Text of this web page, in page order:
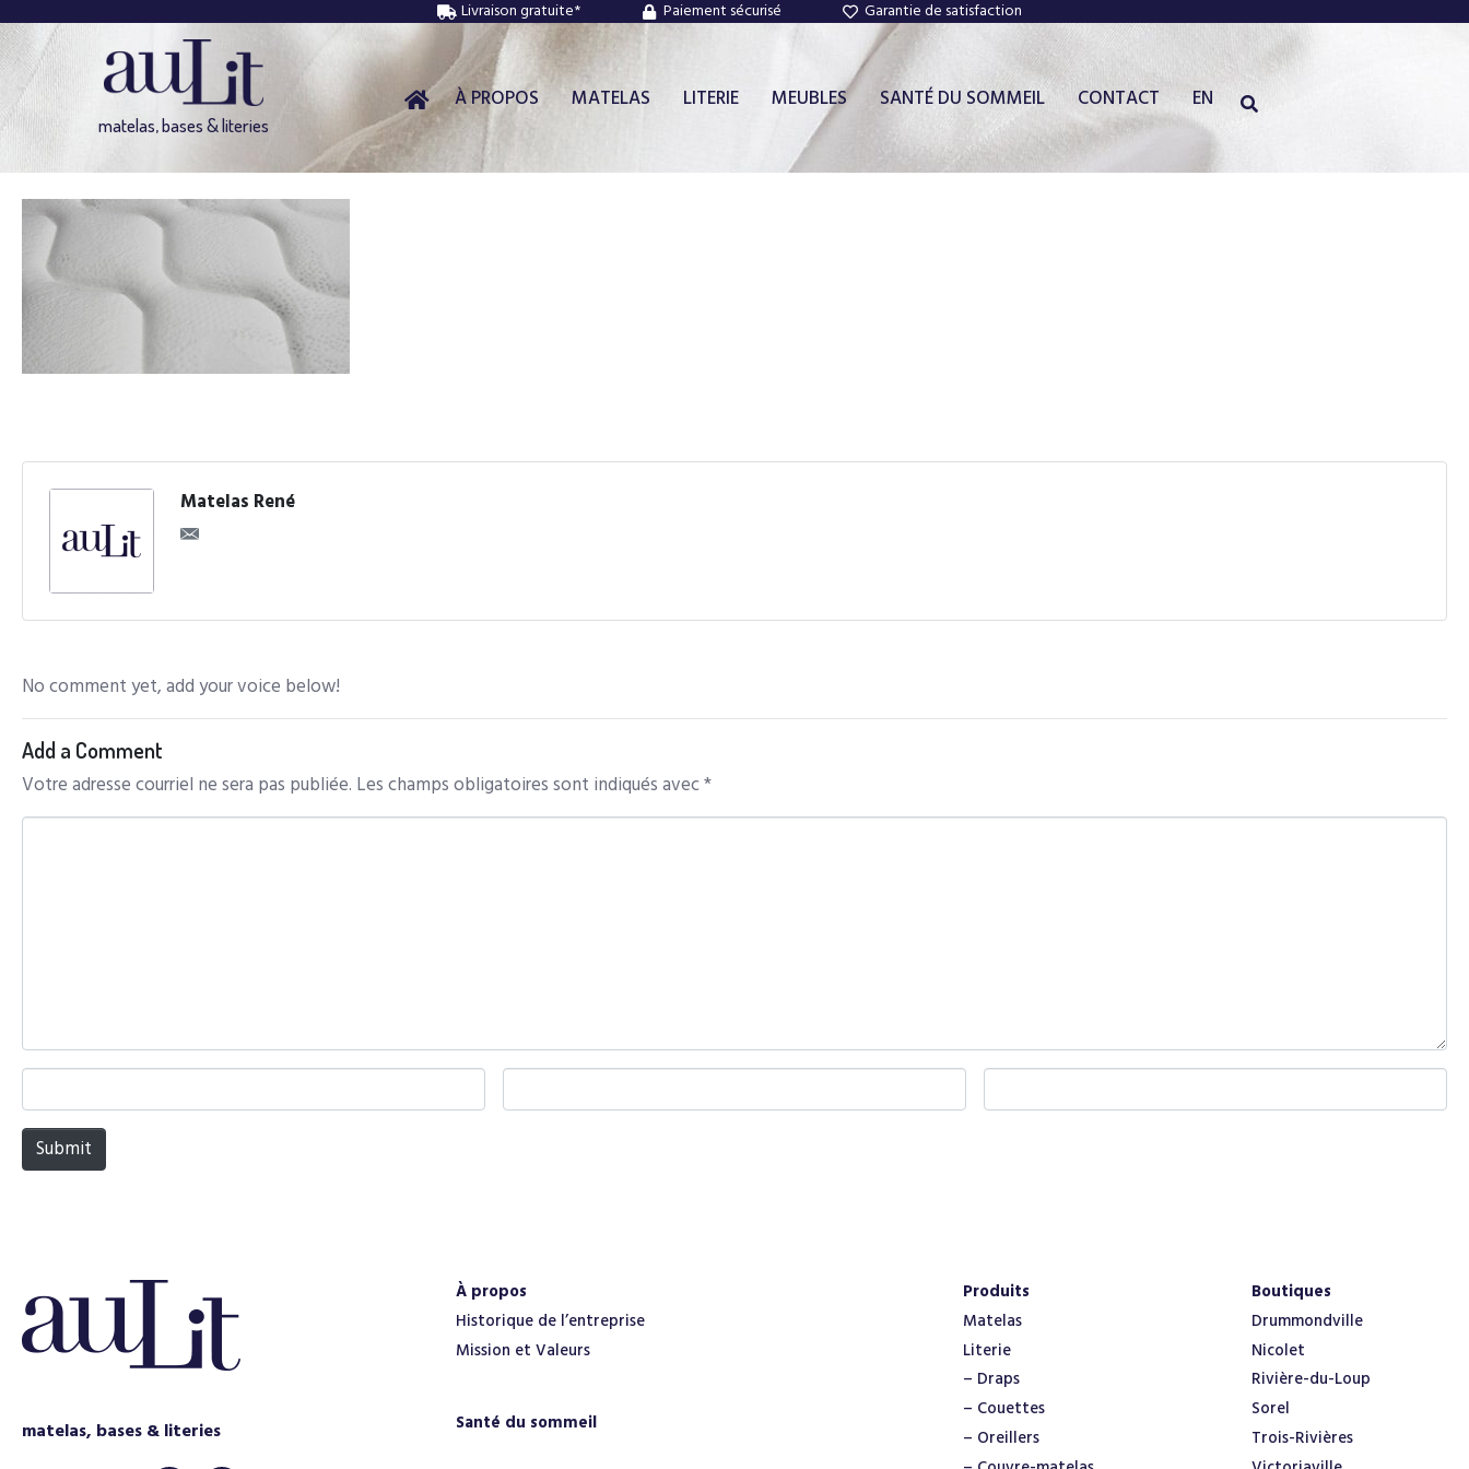
Livraison gratuite* Paiement sécurisé Garantie de satisfaction
matelas, bases & literies
À PROPOS MATELAS LITERIE MEUBLES SANTÉ DU SOMMEIL CONTACT EN
Matelas René
No comment yet, add your voice below!
Add a Comment
Votre adresse courriel ne sera pas publiée. Les champs obligatoires sont indiqués avec*
C
N
a
m
e
E
m
W
e
Submit
matelas, bases & literies
À propos
Historique de l’entreprise
Mission et Valeurs
Santé du sommeil
Produits
Matelas
Literie
– Draps
– Couettes
– Oreillers
Boutiques
Drummondville
Nicolet
Rivière-du-Loup
Sorel
Trois-Rivières